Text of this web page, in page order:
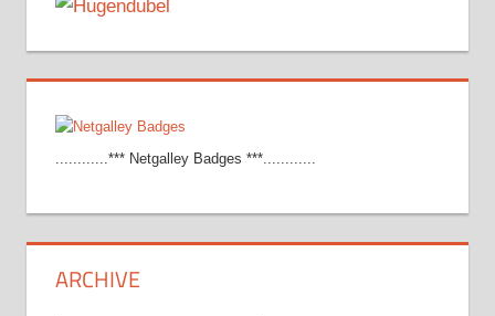
............*** Netgalley Badges ***............
ARCHIVE